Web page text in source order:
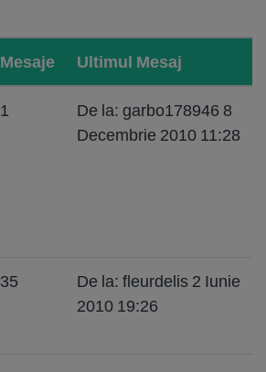
Mesaje Ultimul Mesaj
1
De la: garbo178946 8
Decembrie 2010 11:28
35
De la: fleurdelis 2 Iunie
2010 19:26